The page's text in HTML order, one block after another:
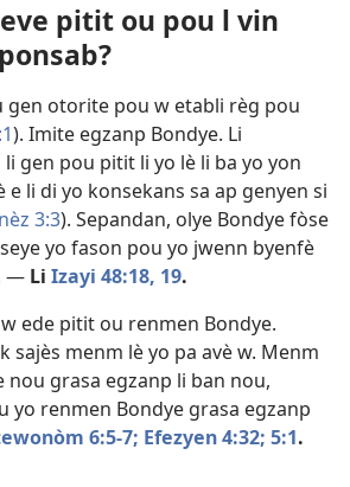
pitit ou pou l vin
gen otorite pou w etabli règ pou
). Imite egzanp Bondye. Li
gen pou pitit li yo lè li ba yo yon
e li di yo konsekans sa ap genyen si
3:3). Sepandan, olye Bondye fòse
yo fason pou yo jwenn byenfè
— Li Izayi 48:18, 19.
ede pitit ou renmen Bondye.
sajès menm lè yo pa avè w. Menm
nou grasa egzanp li ban nou,
yo renmen Bondye grasa egzanp
6:5-7; Efezyen 4:32; 5:1.